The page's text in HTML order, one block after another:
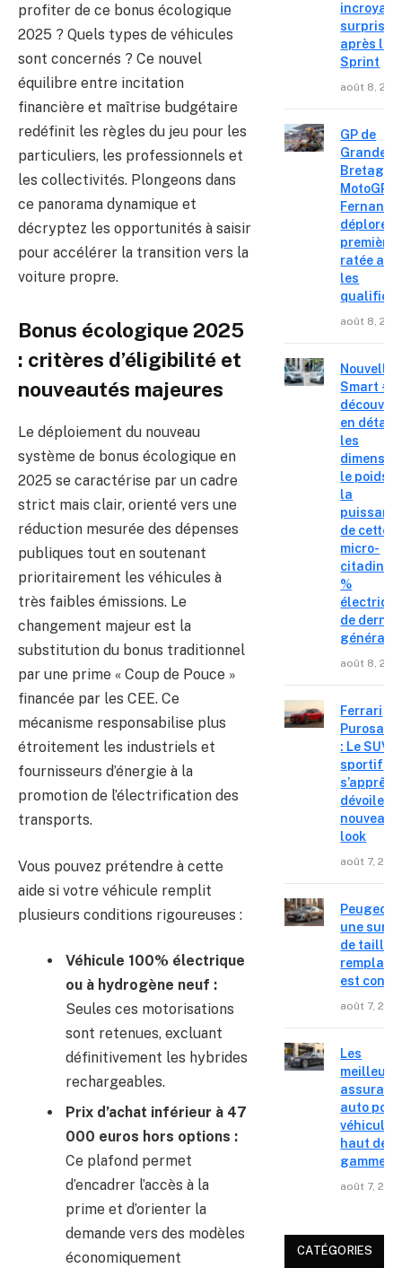
profiter de ce bonus écologique
2025 ? Quels types de véhicules
sont concernés ? Ce nouvel
équilibre entre incitation
financière et maîtrise budgétaire
redéfinit les règles du jeu pour les
particuliers, les professionnels et
les collectivités. Plongeons dans
ce panorama dynamique et
décryptez les opportunités à saisir
pour accélérer la transition vers la
voiture propre.
Bonus écologique 2025
: critères d’éligibilité et
nouveautés majeures
Le déploiement du nouveau
système de bonus écologique en
2025 se caractérise par un cadre
strict mais clair, orienté vers une
réduction mesurée des dépenses
publiques tout en soutenant
prioritairement les véhicules à
très faibles émissions. Le
changement majeur est la
substitution du bonus traditionnel
par une prime « Coup de Pouce »
financée par les CEE. Ce
mécanisme responsabilise plus
étroitement les industriels et
fournisseurs d’énergie à la
promotion de l’électrification des
transports.
Vous pouvez prétendre à cette
aide si votre véhicule remplit
plusieurs conditions rigoureuses :
Véhicule 100% électrique
ou à hydrogène neuf :
Seules ces motorisations
sont retenues, excluant
définitivement les hybrides
rechargeables.
Prix d’achat inférieur à 47
000 euros hors options :
Ce plafond permet
d’encadrer l’accès à la
prime et d’orienter la
demande vers des modèles
économiquement
surprise
après le
Sprint
août 8,
GP de
Grande-
Bretagne
MotoGP :
déplore
première
ratée
les
août 8,
Nouvelle
Smart #2
en détail
les
le poids
la
de cette
micro-
citadine
%
de
août 8,
Ferrari
: Le SUV
sportif
s’apprête
dévoiler
nouveau
look
août 7,
Peugeot
une
de taille,
est
août 7,
Les
auto pour
véhicules
haut de
gamme
août 7,
CATÉGORIES